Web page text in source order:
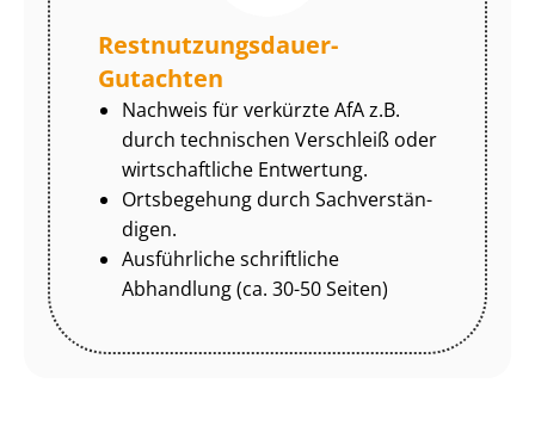
Rest­nut­zungs­dau­er-
Gutachten
Nachweis für verkürzte AfA z.B.
durch technischen Verschleiß oder
wirtschaftliche Entwertung.
Ortsbegehung durch Sach­ver­stän­
di­gen.
Ausführliche schriftliche
Abhandlung (ca. 30-50 Seiten)